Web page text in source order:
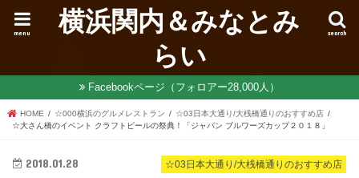
横浜関内＆みなとみ
らい
search
menu
Facebookページ（フォロアー28,000人）
HOME ☆000横浜のグルメレストラン
☆03日本大通り/大桟橋通りのおすすめ店
☆大さん橋のイベント クラフトビールの祭典！「ジャパン ブルワーズカップ２０１８」
☆03日本大通り/大桟橋通りのおすすめ店
2018.01.28